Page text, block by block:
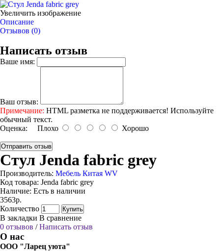
Увеличить изображение
Описание
Отзывов (0)
Написать отзыв
Ваше имя:
Ваш отзыв:
Примечание: HTML разметка не поддерживается! Используйте
обычный текст.
Оценка: Плохо Хорошо
Отправить отзыв
Стул Jenda fabric grey
Производитель: Мебель Китая WV
Код товара: Jenda fabric grey
Наличие: Есть в наличии
3563р.
Количество
Купить
В закладки В сравнение
0 отзывов /Написать отзыв
О нас
ООО "Ларец уюта"